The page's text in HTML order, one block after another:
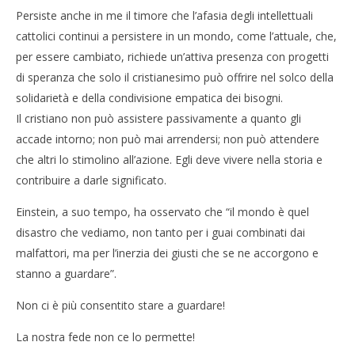
Persiste anche in me il timore che l’afasia degli intellettuali
cattolici continui a persistere in un mondo, come l’attuale, che,
per essere cambiato, richiede un’attiva presenza con progetti
di speranza che solo il cristianesimo può offrire nel solco della
solidarietà e della condivisione empatica dei bisogni.
Il cristiano non può assistere passivamente a quanto gli
accade intorno; non può mai arrendersi; non può attendere
che altri lo stimolino all’azione. Egli deve vivere nella storia e
contribuire a darle significato.
Einstein, a suo tempo, ha osservato che “il mondo è quel
disastro che vediamo, non tanto per i guai combinati dai
malfattori, ma per l’inerzia dei giusti che se ne accorgono e
stanno a guardare”.
Non ci è più consentito stare a guardare!
La nostra fede non ce lo permette!